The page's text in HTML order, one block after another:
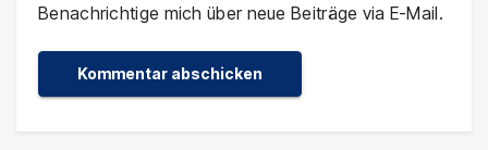
Benachrichtige mich über neue Beiträge via E-Mail.